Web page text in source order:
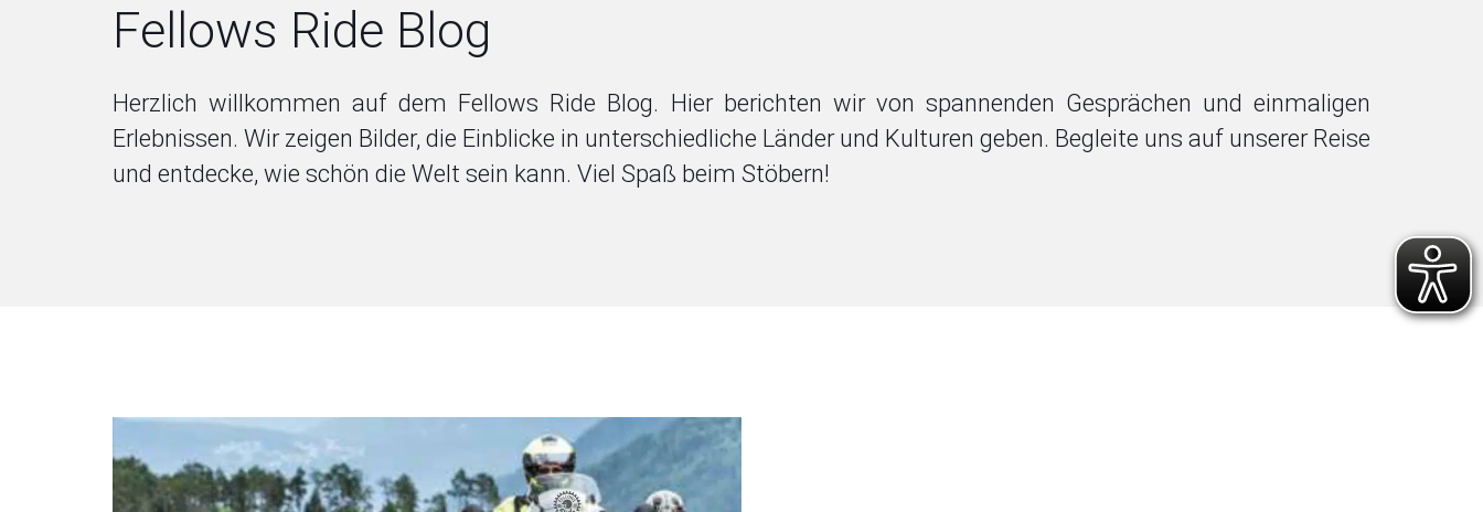
Fellows Ride Blog
Herzlich willkommen auf dem Fellows Ride Blog. Hier berichten wir von spannenden Gesprächen und einmaligen
Erlebnissen. Wir zeigen Bilder, die Einblicke in unterschiedliche Länder und Kulturen geben. Begleite uns auf unserer Reise
und entdecke, wie schön die Welt sein kann. Viel Spaß beim Stöbern!